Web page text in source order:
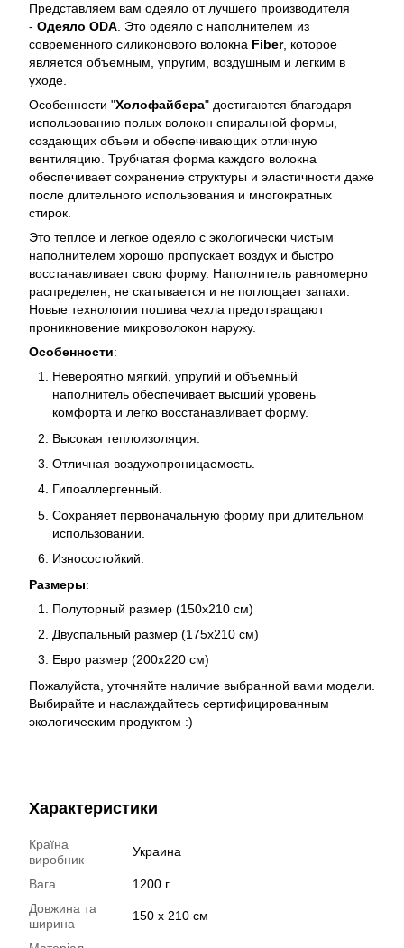
Представляем вам одеяло от лучшего производителя
- Одеяло ODA . Это одеяло с наполнителем из
современного силиконового волокна Fiber, которое
является объемным, упругим, воздушным и легким в
уходе.
Особенности "Холофайбера" достигаются благодаря
использованию полых волокон спиральной формы,
создающих объем и обеспечивающих отличную
вентиляцию. Трубчатая форма каждого волокна
обеспечивает сохранение структуры и эластичности даже
после длительного использования и многократных
стирок.
Это теплое и легкое одеяло с экологически чистым
наполнителем хорошо пропускает воздух и быстро
восстанавливает свою форму. Наполнитель равномерно
распределен, не скатывается и не поглощает запахи.
Новые технологии пошива чехла предотвращают
проникновение микроволокон наружу.
Особенности:
Невероятно мягкий, упругий и объемный
наполнитель обеспечивает высший уровень
комфорта и легко восстанавливает форму.
Высокая теплоизоляция.
Отличная воздухопроницаемость.
Гипоаллергенный.
Сохраняет первоначальную форму при длительном
использовании.
Износостойкий.
Размеры:
Полуторный размер (150х210 см)
Двуспальный размер (175х210 см)
Евро размер (200х220 см)
Пожалуйста, уточняйте наличие выбранной вами модели.
Выбирайте и наслаждайтесь сертифицированным
экологическим продуктом :)
Характеристики
Країна
виробник
Украина
Вага
1200 г
Довжина та
ширина
150 х 210 см